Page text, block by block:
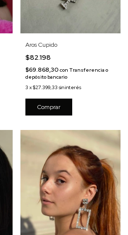
Aros Cupido
$82.198
$69.868,30 con Transferencia o
depósito bancario
3 x$27.399,33 sin interés